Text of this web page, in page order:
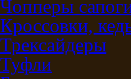
Чопперы
Кроссовки,
Трексайдеры
Туфли